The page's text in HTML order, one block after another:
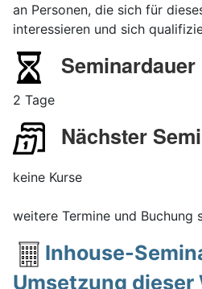
an Personen, die sich für
interessieren und sich
Seminardauer
2 Tage
Nächster
keine Kurse
weitere Termine und Buchung
Inhouse-
Umsetzung